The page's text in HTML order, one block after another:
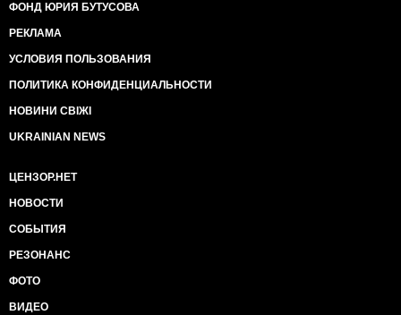
ФОНД ЮРИЯ БУТУСОВА
РЕКЛАМА
УСЛОВИЯ ПОЛЬЗОВАНИЯ
ПОЛИТИКА КОНФИДЕНЦИАЛЬНОСТИ
НОВИНИ СВІЖІ
UKRAINIAN NEWS
ЦЕНЗОР.НЕТ
НОВОСТИ
СОБЫТИЯ
РЕЗОНАНС
ФОТО
ВИДЕО